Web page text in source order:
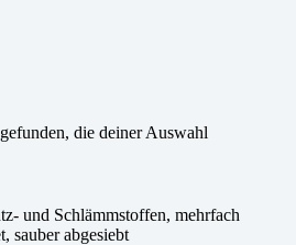
die deiner Auswahl
und Schlämmstoffen, mehrfach
sauber abgesiebt